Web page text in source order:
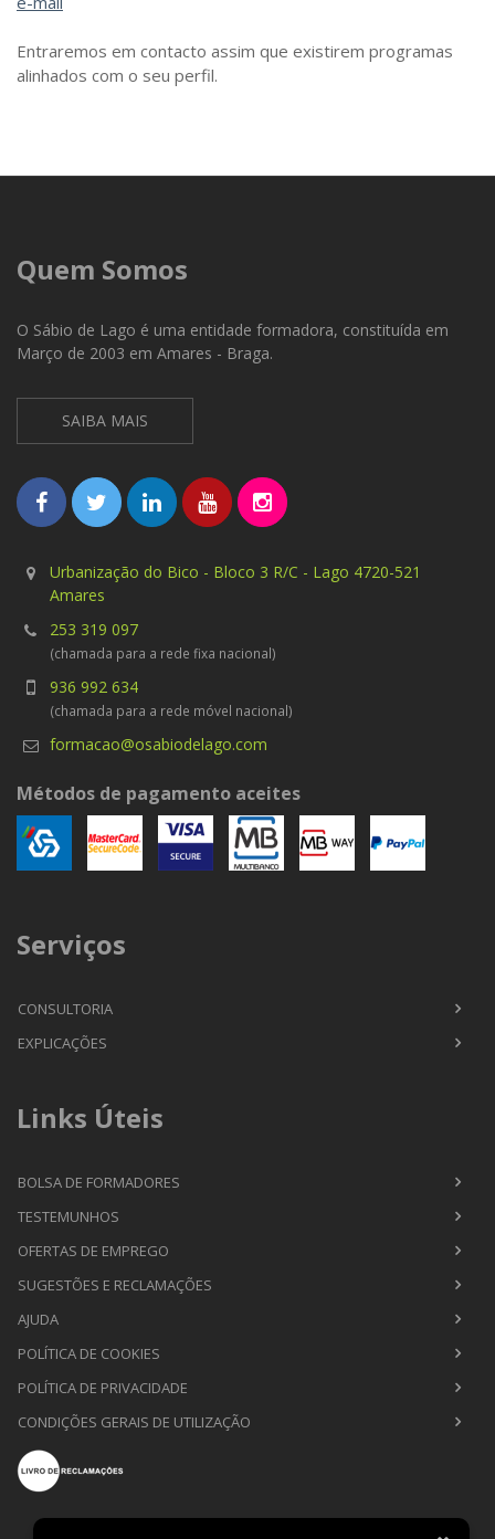
Entraremos em contacto assim que existirem programas
alinhados com o seu perfil.
Quem Somos
O Sábio de Lago é uma entidade formadora, constituída em
Março de 2003 em Amares - Braga.
SAIBA MAIS
Urbanização do Bico - Bloco 3 R/C - Lago 4720-521
Amares
253 319 097
(chamada para a rede fixa nacional)
936 992 634
(chamada para a rede móvel nacional)
formacao@osabiodelago.com
Métodos de pagamento aceites
Serviços
CONSULTORIA
EXPLICAÇÕES
Links Úteis
BOLSA DE FORMADORES
TESTEMUNHOS
OFERTAS DE EMPREGO
SUGESTÕES E RECLAMAÇÕES
AJUDA
POLÍTICA DE COOKIES
POLÍTICA DE PRIVACIDADE
CONDIÇÕES GERAIS DE UTILIZAÇÃO